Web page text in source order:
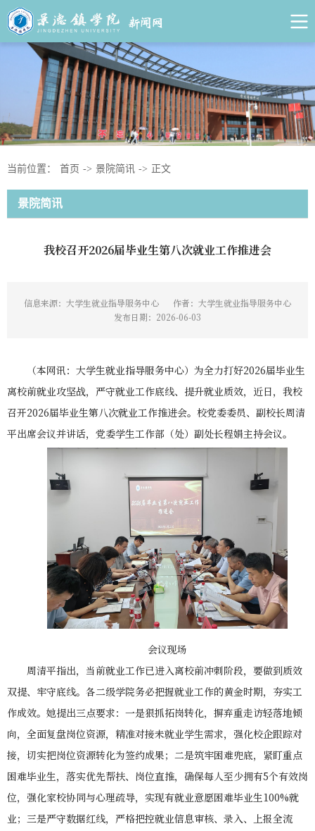
当前位置： 首页 -> 景院简讯 -> 正文
景院简讯
我校召开2026届毕业生第八次就业工作推进会
信息来源：大学生就业指导服务中心
作者：大学生就业指导服务中心
发布日期：2026-06-03
（本网讯：大学生就业指导服务中心）为全力打好2026届毕业生
离校前就业攻坚战，严守就业工作底线、提升就业质效，近日，我校
召开2026届毕业生第八次就业工作推进会。校党委委员、副校长周清
平出席会议并讲话，党委学生工作部（处）副处长程娟主持会议。
会议现场
周清平指出，当前就业工作已进入离校前冲刺阶段，要做到质效
双提、牢守底线。各二级学院务必把握就业工作的黄金时期，夯实工
作成效。她提出三点要求：一是狠抓拓岗转化，摒弃重走访轻落地倾
向，全面复盘岗位资源，精准对接未就业学生需求，强化校企跟踪对
接，切实把岗位资源转化为签约成果；二是筑牢困难兜底，紧盯重点
困难毕业生，落实优先帮扶、岗位直推，确保每人至少拥有5个有效岗
位，强化家校协同与心理疏导，实现有就业意愿困难毕业生100%就
业；三是严守数据红线，严格把控就业信息审核、录入、上报全流